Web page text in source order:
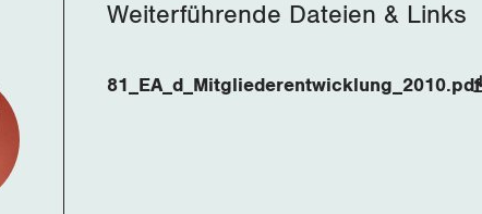
Weiterführende Dateien & Links
81_EA_d_Mitgliederentwicklung_2010.pdf